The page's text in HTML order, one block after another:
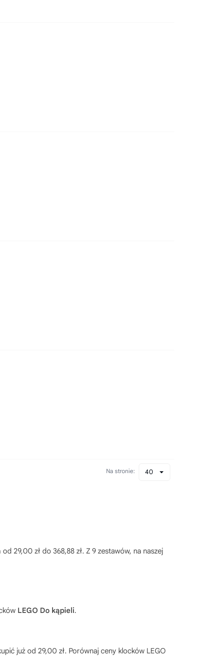
40
Na stronie:
29,00 zł do 368,88 zł. Z 9 zestawów, na naszej
LEGO Do kąpieli.
już od 29,00 zł. Porównaj ceny klocków LEGO